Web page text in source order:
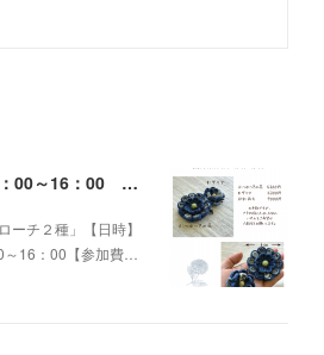
2026年9月6日(日) 13：00～16：00 つまみ細工で作る藍のブローチ２種
ーチ２種」【日時】
16：00【参加費…